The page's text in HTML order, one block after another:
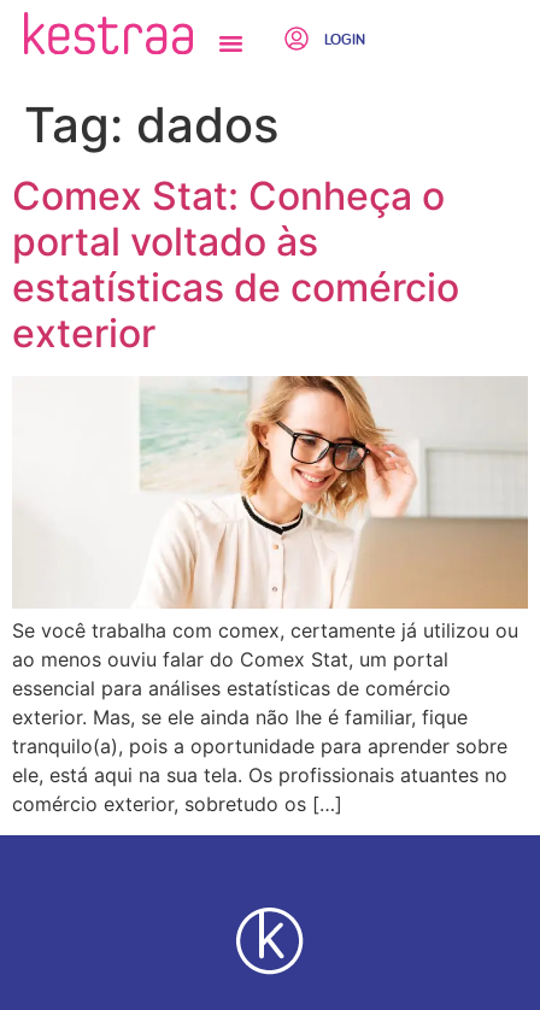
LOGIN
Tag: dados
Comex Stat: Conheça o
portal voltado às
estatísticas de comércio
exterior
Se você trabalha com comex, certamente já utilizou ou
ao menos ouviu falar do Comex Stat, um portal
essencial para análises estatísticas de comércio
exterior. Mas, se ele ainda não lhe é familiar, fique
tranquilo(a), pois a oportunidade para aprender sobre
ele, está aqui na sua tela. Os profissionais atuantes no
comércio exterior, sobretudo os […]